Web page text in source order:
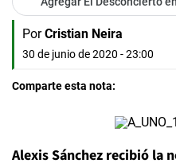
Por Cristian Neira
30 de junio de 2020 - 23:00
Comparte esta nota:
Alexis Sánchez recibió la